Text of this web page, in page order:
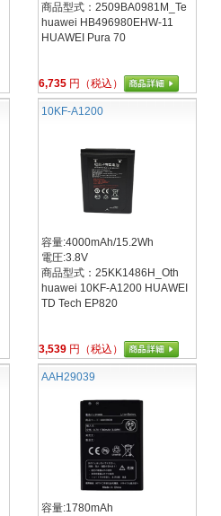
商品型式：2509BA0981M_Te
huawei HB496980EHW-11
HUAWEI Pura 70
6,735 円（税込）
10KF-A1200
容量:4000mAh/15.2Wh
電圧:3.8V
商品型式：25KK1486H_Oth
huawei 10KF-A1200 HUAWEI
TD Tech EP820
3,539 円（税込）
AAH29039
容量:1780mAh